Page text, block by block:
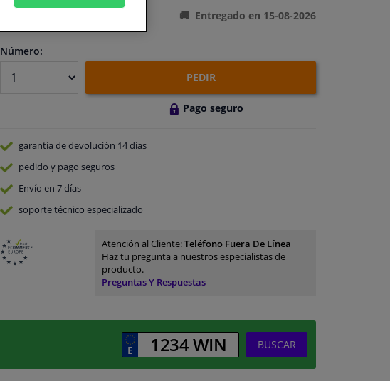
Entregado en 15-08-2026
Número:
PEDIR
Pago seguro
garantía de devolución 14 días
pedido y pago seguros
Envío en 7 días
soporte técnico especializado
Atención al Cliente:Teléfono Fuera De Línea
Haz tu pregunta a nuestros especialistas de
producto.
Preguntas Y Respuestas
BUSCAR